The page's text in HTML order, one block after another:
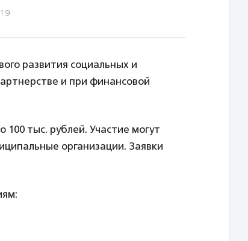
развития социальных и
и при финансовой
тыс. рублей. Участие могут
организации. Заявки